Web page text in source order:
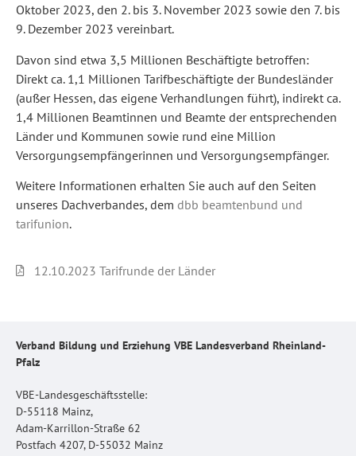
Oktober 2023, den 2. bis 3. November 2023 sowie den 7. bis
9. Dezember 2023 vereinbart.
Davon sind etwa 3,5 Millionen Beschäftigte betroffen:
Direkt ca. 1,1 Millionen Tarifbeschäftigte der Bundesländer
(außer Hessen, das eigene Verhandlungen führt), indirekt ca.
1,4 Millionen Beamtinnen und Beamte der entsprechenden
Länder und Kommunen sowie rund eine Million
Versorgungsempfängerinnen und Versorgungsempfänger.
Weitere Informationen erhalten Sie auch auf den Seiten
unseres Dachverbandes, dem dbb beamtenbund und
tarifunion.
12.10.2023 Tarifrunde der Länder
Verband Bildung und Erziehung VBE Landesverband Rheinland-
Pfalz
VBE-Landesgeschäftsstelle:
D-55118 Mainz,
Adam-Karrillon-Straße 62
Postfach 4207, D-55032 Mainz